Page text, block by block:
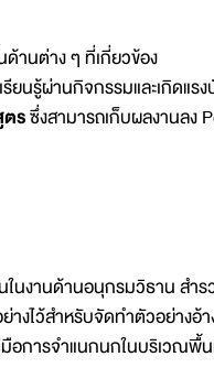
ด้านต่าง ๆ ที่เกี่ยวข้อง
นรู้ผ่านกิจกรรมและเกิดแร
รซึ่งสามารถเก็บผลงานลง
นงานด้านอนุกรมวิธาน สำ
งไว้สำหรับจัดทำตัวอย่างอ้า
มือการจำแนกนกในบริเวณ